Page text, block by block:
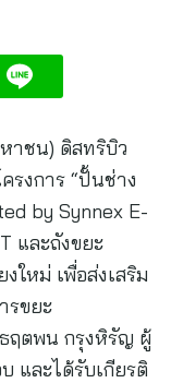
าชน) ดิสทริบิว
รงการ “ปั้นช่าง
by Synnex E-
และถังขยะ
ใหม่ เพื่อส่งเสริม
รขยะ
ฤตพน กรุงหิรัญ ผู้
และได้รับเกียรติ